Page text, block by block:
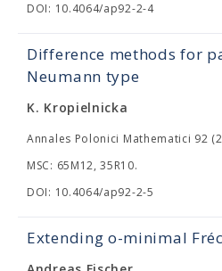
DOI: 10.4064/ap92-2-4
Difference methods for
Neumann type
K. Kropielnicka
Annales Polonici Mathematici 92
MSC: 65M12, 35R10.
DOI: 10.4064/ap92-2-5
Extending o-minimal